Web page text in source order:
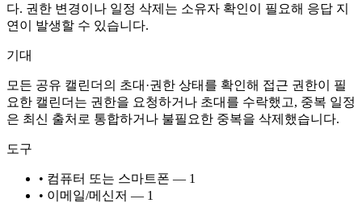
다. 권한 변경이나 일정 삭제는 소유자 확인이 필요해 응답 지
연이 발생할 수 있습니다.
기대
모든 공유 캘린더의 초대·권한 상태를 확인해 접근 권한이 필
요한 캘린더는 권한을 요청하거나 초대를 수락했고, 중복 일정
은 최신 출처로 통합하거나 불필요한 중복을 삭제했습니다.
도구
• 컴퓨터 또는 스마트폰 — 1
• 이메일/메신저 — 1